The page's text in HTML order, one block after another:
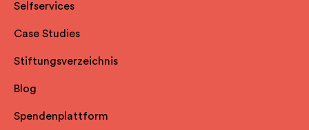
Selfservices
Case Studies
Stiftungsverzeichnis
Blog
Spendenplattform